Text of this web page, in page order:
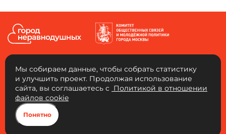
АНО «Город неравнодушных»
Юридический адрес: 109456, г. Москва, 4-й Вешняковский проезд, д. 1, к. 1,
ком. 103. ОГРН: 1217700334653 ИНН: 9721136325 КПП: 772101001
Город неравнодушных, 2026
Мы собираем данные, чтобы собрать статистику
и улучшить проект. Продолжая использование
сайта, вы соглашаетесь с Политикой в отношении
файлов cookie
Понятно